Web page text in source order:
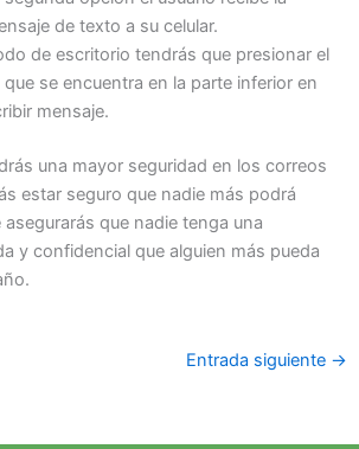
de texto a su celular.
de escritorio tendrás que presionar el
se encuentra en la parte inferior en
mensaje.
una mayor seguridad en los correos
estar seguro que nadie más podrá
asegurarás que nadie tenga una
y confidencial que alguien más pueda
Entrada siguiente →